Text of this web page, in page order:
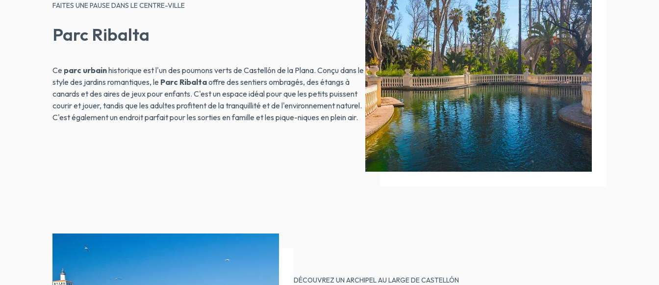
FAITES UNE PAUSE DANS LE CENTRE-VILLE
Parc Ribalta
Ce parc urbainhistorique est l'un des poumons verts de Castellón de la Plana. Conçu dans le
style des jardins romantiques, le Parc Ribaltaoffre des sentiers ombragés, des étangs à
canards et des aires de jeux pour enfants. C'est un espace idéal pour que les petits puissent
courir et jouer, tandis que les adultes profitent de la tranquillité et de l'environnement naturel.
C'est également un endroit parfait pour les sorties en famille et les pique-niques en plein air.
DÉCOUVREZ UN ARCHIPEL AU LARGE DE CASTELLÓN